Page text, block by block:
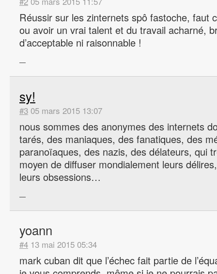
Réussir sur les zinternets spô fastoche, faut
ou avoir un vrai talent et du travail acharné,
d’acceptable ni raisonnable !
—
sy!
#3 05 mars 2015 13:07
nous sommes des anonymes des internets
tarés, des maniaques, des fanatiques, des
paranoïaques, des nazis, des délateurs, qui
moyen de diffuser mondialement leurs
leurs obsessions…
—
yoann
#4 13 mai 2015 05:34
mark cuban dit que l’échec fait partie de